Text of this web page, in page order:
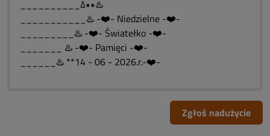
__________∆••♨️
___________♨️ -❤️- Niedzielne -❤️-
_________♨️ -❤️- Światełko -❤️-
_______ ♨️ -❤️- Pamięci -❤️-
______♨️ **14 - 06 - 2026.r.-❤️-
Zgłoś nadużycie